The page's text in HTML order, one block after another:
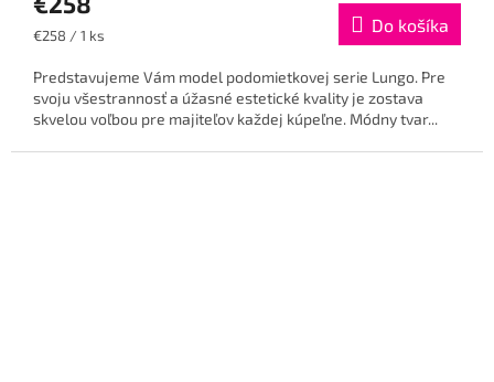
Jednotková
€258 / 1 ks Do košíka
Predstavujeme Vám model podomietkovej serie Lungo. Pre
svoju všestrannosť a úžasné estetické kvality je zostava
skvelou voľbou pre majiteľov každej kúpeľne. Módny tvar...